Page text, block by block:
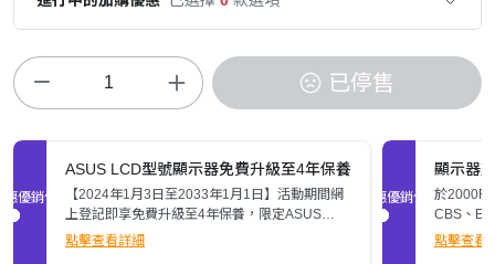
已停售
促銷優惠
ASUS LCD型號顯示器免費升級至4年保養
【2024年1月3日至2033年1月1日】活動期間網
上登記即享免費升級至4年保養，限定ASUS
LCD型號顯示器，活動細則請參閲詳情頁。
點擊查看詳細
促銷優惠
顯示器
於
CBS、
$200。立
點擊查看